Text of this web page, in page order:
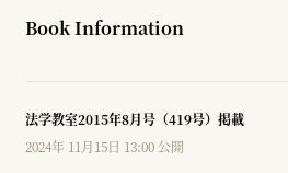
Book Information
法学教室2015年8月号（419号）掲載
2024年 11月15日 13:00 公開